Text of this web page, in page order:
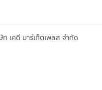
เคดี มาร์เก็ตเพลส จำกัด